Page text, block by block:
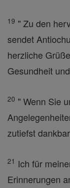
19 " Zu den
sendet
herzliche
Gesundheit
20 " Wenn Sie
zutiefst
21 Ich für
Erinnerungen